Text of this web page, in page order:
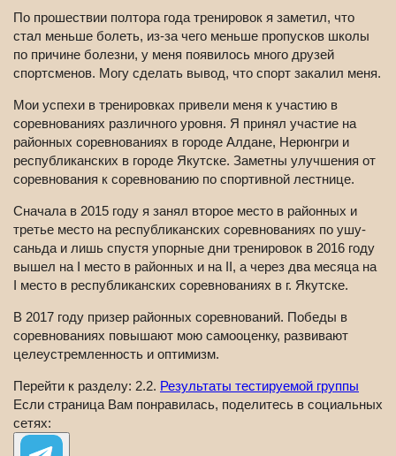
По прошествии полтора года тренировок я заметил, что
стал меньше болеть, из-за чего меньше пропусков школы
по причине болезни, у меня появилось много друзей
спортсменов. Могу сделать вывод, что спорт закалил меня.
Мои успехи в тренировках привели меня к участию в
соревнованиях различного уровня. Я принял участие на
районных соревнованиях в городе Алдане, Нерюнгри и
республиканских в городе Якутске. Заметны улучшения от
соревнования к соревнованию по спортивной лестнице.
Сначала в 2015 году я занял второе место в районных и
третье место на республиканских соревнованиях по ушу-
саньда и лишь спустя упорные дни тренировок в 2016 году
вышел на I место в районных и на II, а через два месяца на
I место в республиканских соревнованиях в г. Якутске.
В 2017 году призер районных соревнований. Победы в
соревнованиях повышают мою самооценку, развивают
целеустремленность и оптимизм.
Перейти к разделу: 2.2. Результаты тестируемой группы
Если страница Вам понравилась, поделитесь в социальных
сетях: